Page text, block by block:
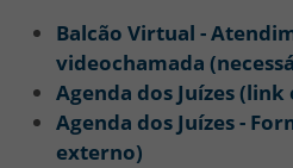
Balcão Virtual -
videochamada
Agenda dos Juízes
Agenda dos Juízes -
externo)